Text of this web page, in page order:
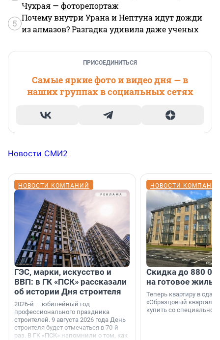
Чухрая — фоторепортаж
5
Почему внутри Урана и Нептуна идут дожди
из алмазов? Разгадка удивила даже ученых
ПРИСОЕДИНИТЬСЯ
Самые яркие фото и видео дня — в
наших группах в социальных сетях
Новости СМИ2
НОВОСТИ КОМПАНИЙ
ГЭС, марки, искусство и
ВВП: в ГК «ПСК» рассказали
об истории Дня строителя
2026-й — юбилейный год
профессионального праздника
строителей. 9 августа 2026 года День
строителя будет отмечаться в 70-й
раз. В ГК «ПСК» напомнили о том, как
НОВОСТИ
Скидка до 880
на готовое
Теперь квартиру в
«Образцовый квартал
купить со специальной